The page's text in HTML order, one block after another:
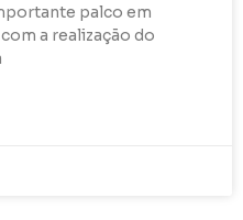
palco em
a realização do